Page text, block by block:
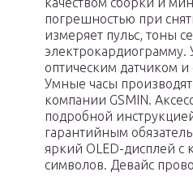
погрешностью при
измеряет пульс, тоны
электрокардиограмму.
оптическим датчиком
Умные часы
компании GSMIN.
подробной
гарантийным
яркий OLED-дисплей
символов. Девайс